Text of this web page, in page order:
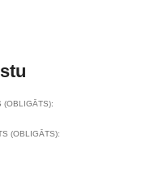
(OBLIGĀTS):
(OBLIGĀTS):